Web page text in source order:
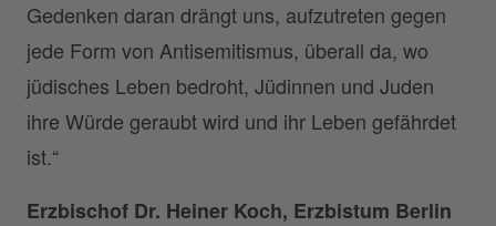
Gedenken daran drängt uns, aufzutreten gegen
jede Form von Antisemitismus, überall da, wo
jüdisches Leben bedroht, Jüdinnen und Juden
ihre Würde geraubt wird und ihr Leben gefährdet
ist.“
Erzbischof Dr. Heiner Koch, Erzbistum Berlin